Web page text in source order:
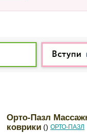
Орто-Пазл
коврики () ОРТО-ПАЗЛ